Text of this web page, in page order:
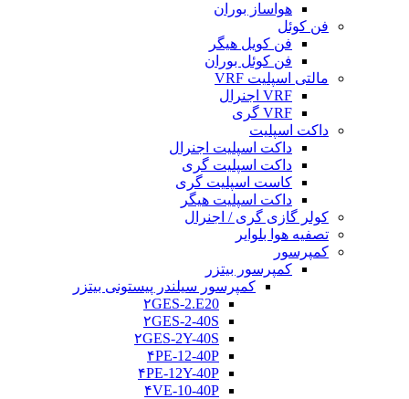
هواساز بوران
فن کوئل
فن کویل هیگر
فن کوئل بوران
مالتی اسپلیت VRF
VRF اجنرال
VRF گری
داکت اسپلیت
داکت اسپلیت اجنرال
داکت اسپلیت گری
کاست اسپلیت گری
داکت اسپلیت هیگر
کولر گازی گری / اجنرال
تصفیه هوا بلوایر
کمپرسور
کمپرسور بیتزر
کمپرسور سیلندر پیستونی بیتزر
۲GES-2.E20
۲GES-2-40S
۲GES-2Y-40S
۴PE-12-40P
۴PE-12Y-40P
۴VE-10-40P